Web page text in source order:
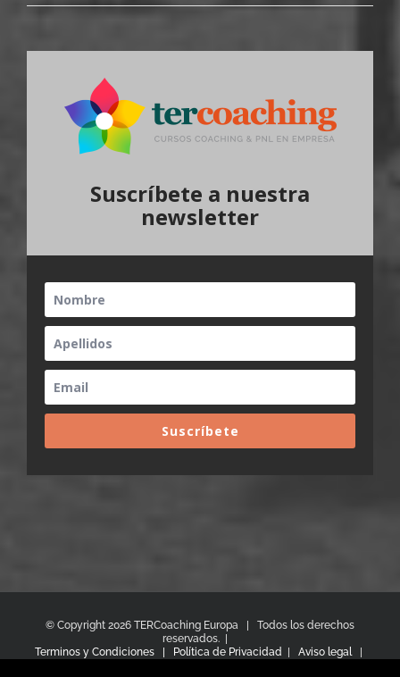
Suscríbete a nuestra
newsletter
Suscríbete
© Copyright 2026 TERCoaching Europa | Todos los derechos
reservados. |
Terminos y Condiciones |
Política de Privacidad Aviso legal